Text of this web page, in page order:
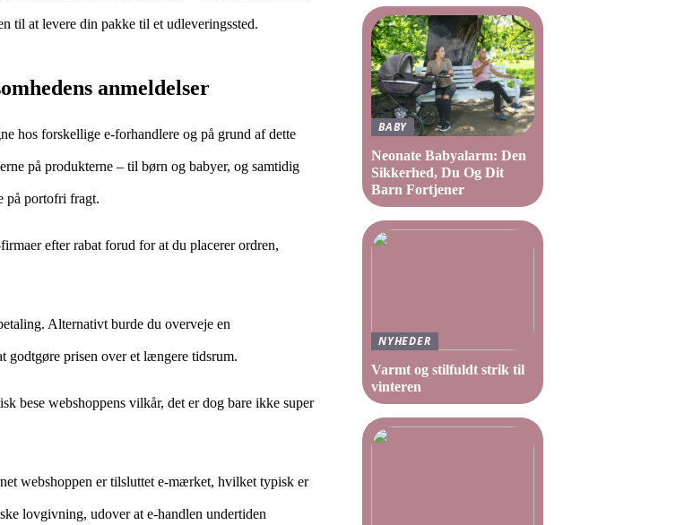
til at levere din pakke til et udleveringssted.
anmeldelser
hos forskellige e-forhandlere og på grund af dette
på produkterne – til børn og babyer, og samtidig
på portofri fragt.
efter rabat forud for at du placerer ordren,
Alternativt burde du overveje en
prisen over et længere tidsrum.
bese webshoppens vilkår, det er dog bare ikke super
webshoppen er tilsluttet e-mærket, hvilket typisk er
lovgivning, udover at e-handlen undertiden
BABY
Neonate Babyalarm: Den
Sikkerhed, Du Og Dit
Barn Fortjener
NYHEDER
Varmt og stilfuldt strik til
vinteren